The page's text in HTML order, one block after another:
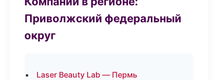
Приволжский федеральный
округ
Laser Beauty Lab — Пермь